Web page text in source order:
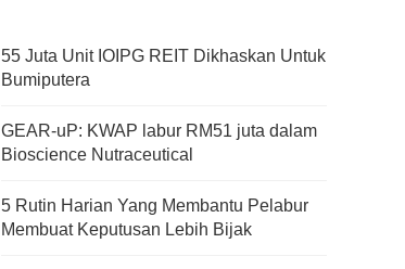
55 Juta Unit IOIPG REIT Dikhaskan Untuk
Bumiputera
GEAR-uP: KWAP labur RM51 juta dalam
Bioscience Nutraceutical
5 Rutin Harian Yang Membantu Pelabur
Membuat Keputusan Lebih Bijak